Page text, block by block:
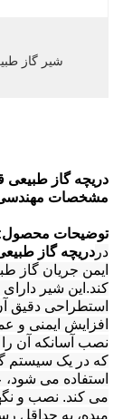
شیر گاز
دریچه گاز طبیعی
مشخصات
توضیحات
در دریچه گاز
ایمن جریان گاز
کند.این شیر
استطراحی دقیق
افزایش ایمنی و
نصب آسانکه آن
که در یک سیستم
استفاده می شود،
می کند. نصب و
ميده، به حداقل